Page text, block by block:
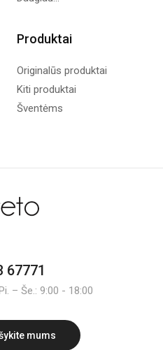
Produktai
Originalūs produktai
Kiti produktai
Šventėms
67771
– Še.: 9:00 - 18:00
mums